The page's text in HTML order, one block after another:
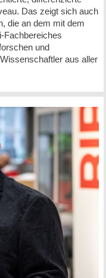
Das zeigt sich auch
die an dem mit dem
Fachbereiches
und
aus aller